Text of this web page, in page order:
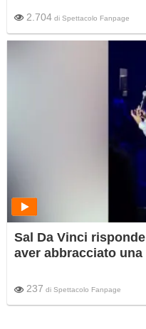
2.704 di Spettacolo Fanpage
Sal Da Vinci
aver abbracciato
237 di Spettacolo Fanpage